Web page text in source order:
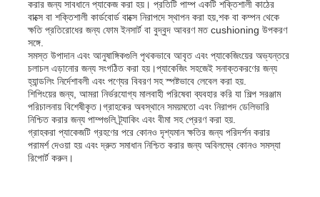
করার জন্য সাবধানে প্যাকেজ করা হয়। প্রতিটি পাম্প একটি শক্তিশালী কাঠের
বাক্সে বা শক্তিশালী কার্ডবোর্ড বাক্সে নিরাপদে স্থাপন করা হয়,শক বা কম্পন থেকে
ক্ষতি প্রতিরোধের জন্য ফোম ইনসার্ট বা বুদ্বুদ আবরণ মত cushioning উপকরণ
সঙ্গে.
সমস্ত উপাদান এবং আনুষাঙ্গিকগুলি পৃথকভাবে আবৃত এবং প্যাকেজিংয়ের অভ্যন্তরে
চলাচল এড়ানোর জন্য সংগঠিত করা হয়।প্যাকেজিং সহজেই সনাক্তকরণের জন্য
হ্যান্ডলিং নির্দেশাবলী এবং পণ্যের বিবরণ সহ স্পষ্টভাবে লেবেল করা হয়.
শিপিংয়ের জন্য, আমরা নির্ভরযোগ্য মালবাহী পরিষেবা ব্যবহার করি যা শিল্প সরঞ্জাম
পরিচালনায় বিশেষীকৃত।গ্রাহকের অবস্থানে সময়মতো এবং নিরাপদ ডেলিভারি
নিশ্চিত করার জন্য পাম্পগুলি ট্র্যাকিং এবং বীমা সহ প্রেরণ করা হয়.
গ্রাহকরা প্যাকেজটি গ্রহণের পরে কোনও দৃশ্যমান ক্ষতির জন্য পরিদর্শন করার
পরামর্শ দেওয়া হয় এবং দ্রুত সমাধান নিশ্চিত করার জন্য অবিলম্বে কোনও সমস্যা
রিপোর্ট করুন।